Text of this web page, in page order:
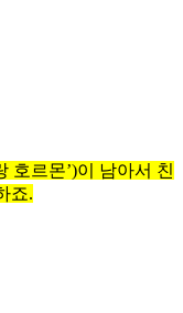
호르몬’)이 남아서 친
죠.